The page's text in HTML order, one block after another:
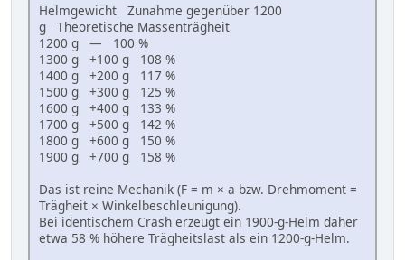
Helmgewicht Zunahme gegenüber 1200
g Theoretische Massenträgheit
1200 g — 100 %
1300 g +100 g 108 %
1400 g +200 g 117 %
1500 g +300 g 125 %
1600 g +400 g 133 %
1700 g +500 g 142 %
1800 g +600 g 150 %
1900 g +700 g 158 %
Das ist reine Mechanik (F = m × a bzw. Drehmoment =
Trägheit × Winkelbeschleunigung).
Bei identischem Crash erzeugt ein 1900-g-Helm daher
etwa 58 % höhere Trägheitslast als ein 1200-g-Helm.